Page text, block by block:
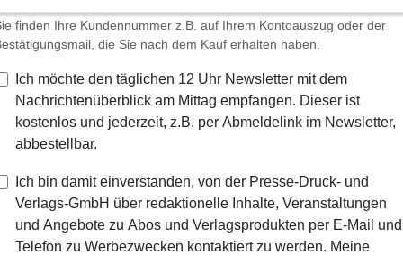
finden Ihre Kundennummer z.B. auf Ihrem Kontoauszug oder der
die Sie nach dem Kauf erhalten haben.
Ich möchte den täglichen 12 Uhr Newsletter mit dem
Nachrichtenüberblick am Mittag empfangen. Dieser ist
kostenlos und jederzeit, z.B. per Abmeldelink im Newsletter,
abbestellbar.
Ich bin damit einverstanden, von der Presse-Druck- und
Verlags-GmbH über redaktionelle Inhalte, Veranstaltungen
und Angebote zu Abos und Verlagsprodukten per E-Mail und
Telefon zu Werbezwecken kontaktiert zu werden. Meine